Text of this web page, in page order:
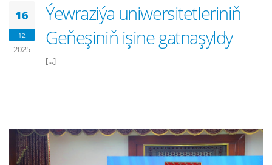
16
12
2025
Ýewraziýa uniwersitetleriniň
Geňeşiniň işine gatnaşyldy
[...]